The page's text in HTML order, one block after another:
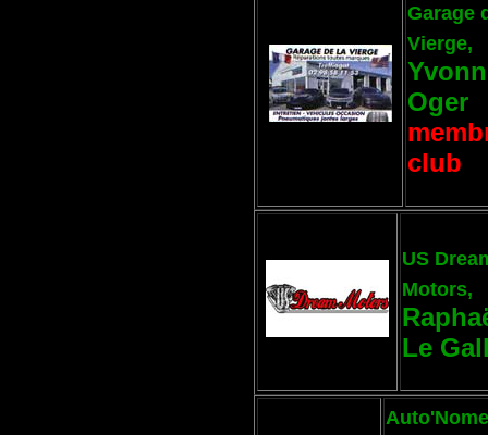
Garage
Vierge,
Oger
club
US
Motors,
Le